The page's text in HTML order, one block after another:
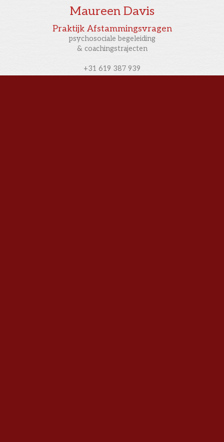
Maureen Davis
Praktijk Afstammingsvragen
psychosociale begeleiding
& coachingstrajecten
+31 619 387 939